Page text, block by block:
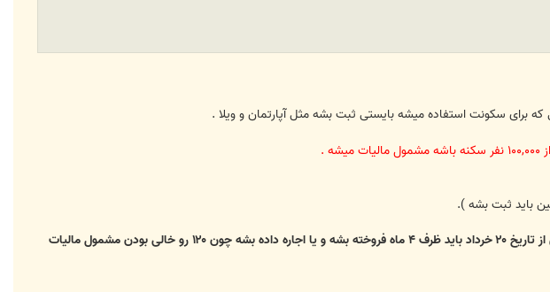
برای سکونت استفاده میشه بایستی ثبت بشه مثل آپارتمان و ویلا .
باید ثبت بشه ).
اگر در جایی باشه که بیش از ۱۰۰,۰۰۰ نفر سکنه داره بنابراین از تاریخ ۲۰ خرداد باید ظرف ۴ ماه فروخته بشه و یا اجاره داده بشه چون ۱۲۰ رو خالی بودن مشمول مالیات